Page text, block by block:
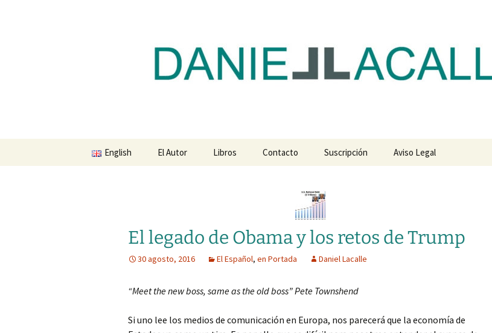
dlacalle.com
English El Autor Libros Contacto Suscripción Aviso Legal
El legado de Obama y los retos de Trump
30 agosto, 2016 El Español, en Portada Daniel Lacalle
“Meet the new boss, same as the old boss” Pete Townshend
Si uno lee los medios de comunicación en Europa, nos parecerá que la economía de